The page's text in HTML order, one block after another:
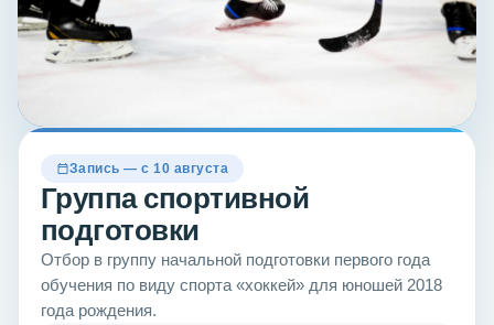
Запись — с 10 августа
Группа спортивной
подготовки
Отбор в группу начальной подготовки первого года
обучения по виду спорта «хоккей» для юношей 2018
года рождения.